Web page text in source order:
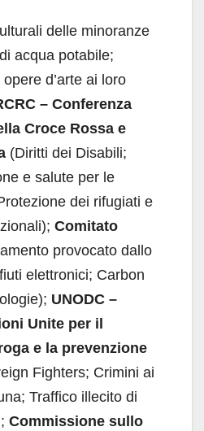
delle minoranze
acqua potabile;
d’arte ai loro
– Conferenza
Croce Rossa e
(Diritti dei Disabili;
e salute per le
dei rifugiati e
Comitato
provocato dallo
elettronici; Carbon
UNODC –
Unite per il
e la prevenzione
Fighters; Crimini ai
Traffico illecito di
Commissione sullo